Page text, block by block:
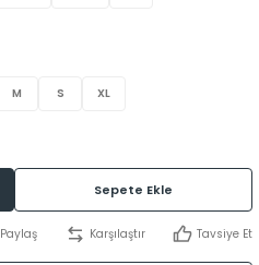
M S XL
Sepete Ekle
Paylaş Karşılaştır Tavsiye Et